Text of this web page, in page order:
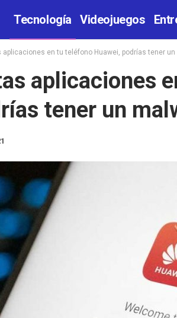
Tecnología Videojuegos
aplicaciones en tu teléfono Huawei, podrías tener
aplicaciones
tener un